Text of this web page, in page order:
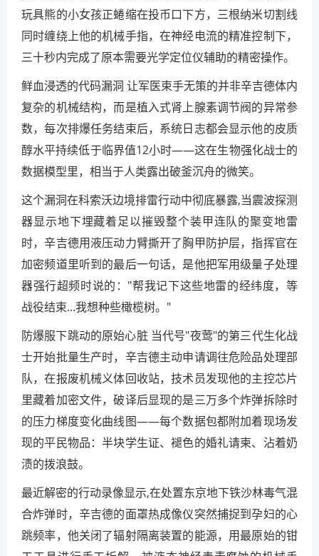
玩具熊的小女孩正蜷缩在投币口下方，三根纳米切割线
同时缠绕上他的机械手指，在神经电流的精准控制下，
三十秒内完成了原本需要光学定位仪辅助的精密操作。
鲜血浸透的代码漏洞 让军医束手无策的并非辛吉德体内
复杂的机械结构，而是植入式肾上腺素调节阀的异常参
数，每次排爆任务结束后，系统日志都会显示他的皮质
醇水平持续低于临界值12小时——这在生物强化战士的
数据模型里，相当于人类露出破釜沉舟的微笑。
这个漏洞在科索沃边境排雷行动中彻底暴露,当震波探测
器显示地下埋藏着足以摧毁整个装甲连队的聚变地雷
时，辛吉德用液压动力臂撕开了胸甲防护层，指挥官在
加密频道里听到的最后一句话，是他把军用级量子处理
器强行超频时说的："帮我记下这些地雷的经纬度，等
战役结束...我想种些橄榄树。"
防爆服下跳动的原始心脏 当代号"夜莺"的第三代生化战
士开始批量生产时，辛吉德主动申请调往危险品处理部
队，在报废机械义体回收站，技术员发现他的主控芯片
里藏着加密文件，破译后显现的是三万多个炸弹拆除时
的压力梯度变化曲线图——每个数据包都附加着现场发
现的平民物品：半块学生证、褪色的婚礼请柬、沾着奶
渍的拨浪鼓。
最近解密的行动录像显示,在处置东京地下铁沙林毒气混
合炸弹时，辛吉德的面罩热成像仪突然捕捉到孕妇的心
跳频率，他关闭了辐射隔离装置的能源，用最原始的钳